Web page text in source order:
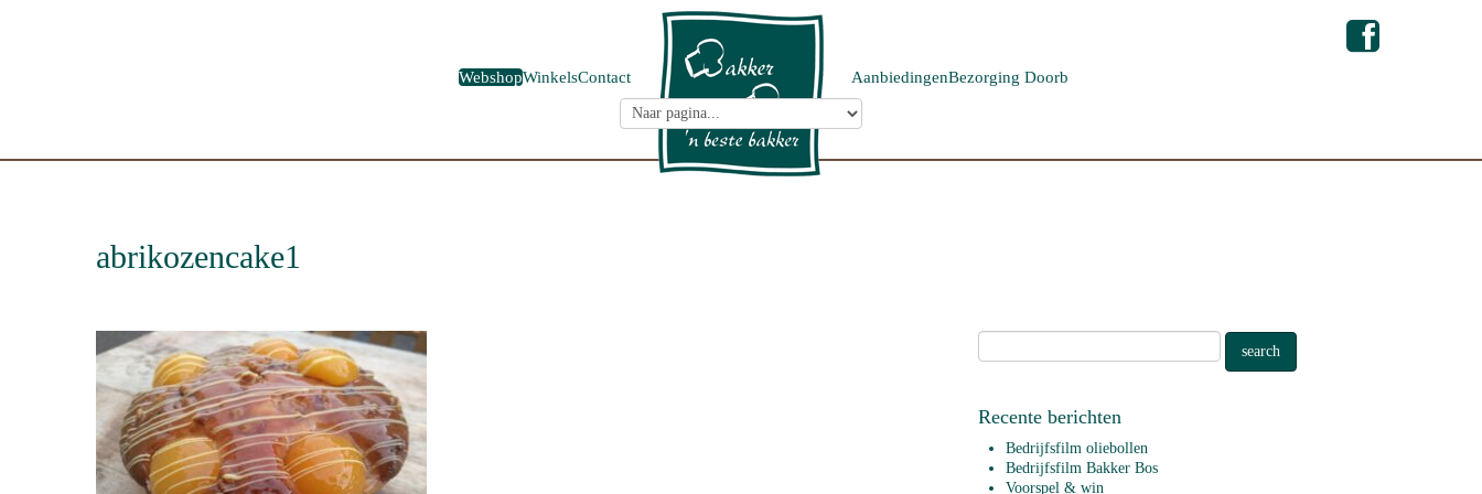
WebshopWinkelsContact AanbiedingenBezorging Doorb
abrikozencake1
Recente berichten
Bedrijfsfilm oliebollen
Bedrijfsfilm Bakker Bos
Voorspel & win